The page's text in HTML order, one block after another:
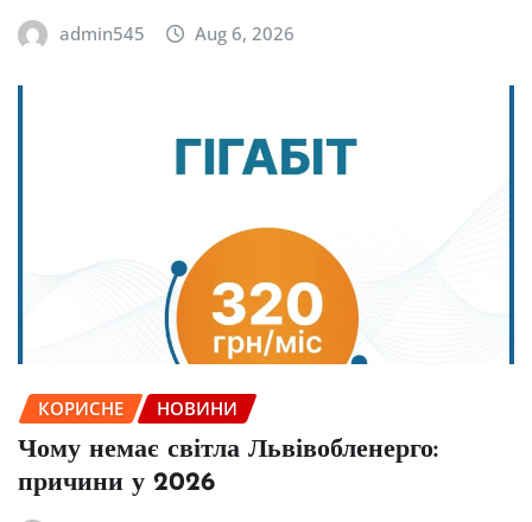
admin545 Aug 6, 2026
КОРИСНЕ НОВИНИ
Чому немає світла Львівобленерго:
причини у 2026